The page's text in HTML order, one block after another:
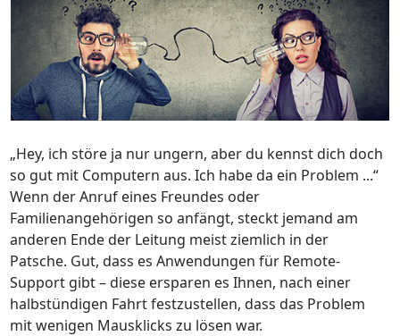
„Hey, ich störe ja nur ungern, aber du kennst dich doch
so gut mit Computern aus. Ich habe da ein Problem ...“
Wenn der Anruf eines Freundes oder
Familienangehörigen so anfängt, steckt jemand am
anderen Ende der Leitung meist ziemlich in der
Patsche. Gut, dass es Anwendungen für Remote-
Support gibt – diese ersparen es Ihnen, nach einer
halbstündigen Fahrt festzustellen, dass das Problem
mit wenigen Mausklicks zu lösen war.